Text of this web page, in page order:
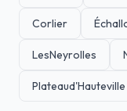
Corlier
LesNeyrolles
Plateaud'Hauteville